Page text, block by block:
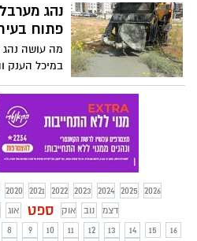
רצח מיכאל
נהג
פתוח
מה עושה נהג
במיכל הענק
ההובלה
במערב העיר
בחברה
ארבו לנהג
השאריות
2020 2021 2022 2023 2024 2025
2026
אוג ספט אוק נוב
דצמ
8 9 10 11 12 13 14 15
16